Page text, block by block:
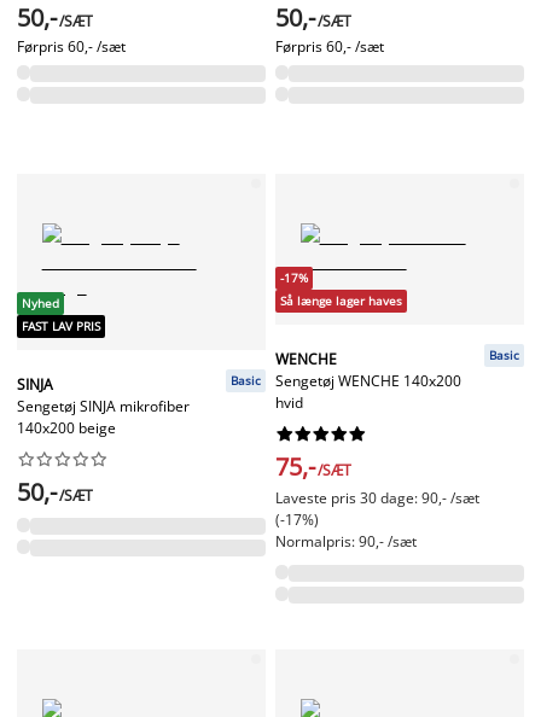
50,-/SÆT
Førpris60,- /sæt
50,-/SÆT
Førpris60,- /sæt
Nyhed
FAST LAV PRIS
SINJA
Sengetøj SINJA mikrofiber
140x200 beige
Basic






50,-/SÆT
-17%
Så længe lager haves
WENCHE
Sengetøj WENCHE 140x200
hvid
Basic






75,-/SÆT
Laveste pris 30 dage: 90,- /sæt
(-17%)
Normalpris: 90,- /sæt